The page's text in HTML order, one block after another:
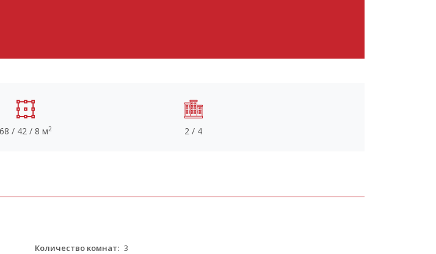
68 / 42 / 8 м2 2 / 4
Количество комнат: 3